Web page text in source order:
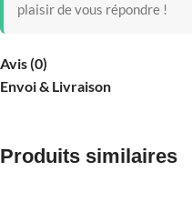
plaisir de vous répondre !
Avis (0)
Envoi & Livraison
Produits similaires